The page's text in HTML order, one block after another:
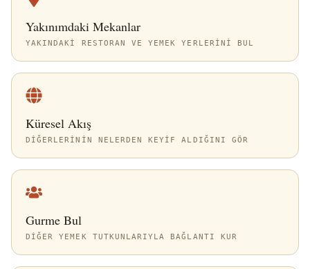
Yakınımdaki Mekanlar
YAKINDAKI RESTORAN VE YEMEK YERLERINI BUL
Küresel Akış
DIĞERLERININ NELERDEN KEYIF ALDIĞINI GÖR
Gurme Bul
DIĞER YEMEK TUTKUNLARIYLA BAĞLANTI KUR